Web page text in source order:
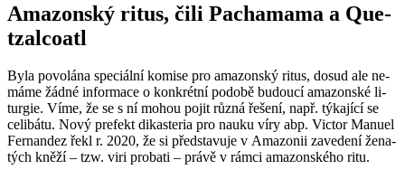
Ama­zon­ský ritus, čili Pa­cha­ma­ma a Que­
t­zal­coa­tl
Byla po­vo­lá­na spe­ci­ál­ní ko­mi­se pro ama­zon­ský ritus, dosud ale ne­
má­me žádné in­for­ma­ce o kon­krét­ní po­do­bě bu­dou­cí ama­zon­ské li­
tur­gie. Víme, že se s ní mohou pojit různá ře­še­ní, např. tý­ka­jí­cí se
ce­li­bá­tu. Nový pre­fekt di­kas­te­ria pro nauku víry abp. Vic­tor Ma­nu­el
Fer­nan­dez řekl r. 2020, že si před­sta­vu­je v Ama­zo­nii za­ve­de­ní že­na­
tých kněží – tzw. viri pro­ba­ti – právě v rámci ama­zon­ské­ho ritu.